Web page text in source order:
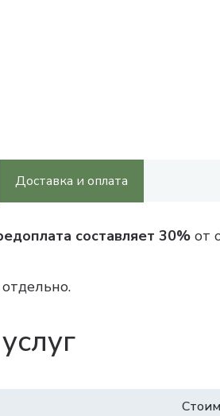
Доставка и оплата
составляет 30% от